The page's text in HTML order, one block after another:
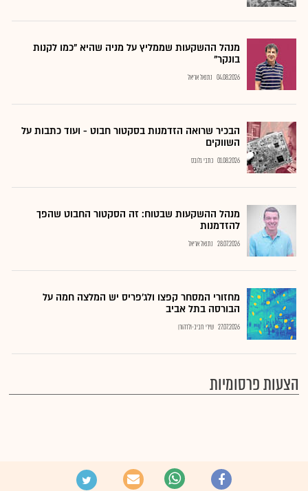
מנהל ההשקעות שממליץ על מניה שהיא "כמו לקנות
בונקר"
04.08.2026 נתנאל אריאל
הבכיר שרואה הזדמנות בסקטור חבוט - ועוד כתבות על
השווקים
01.08.2026 כתבי גלובס
מנהל ההשקעות שבטוח: זה הסקטור החבוט שהפך
להזדמנות
28.07.2026 נתנאל אריאל
מחזורי המסחר קפצו ולג'פריס יש המלצה חמה על
הבורסה בתל אביב
27.07.2026 שירי חביב-ולדהורן
הצעות פרסומיות